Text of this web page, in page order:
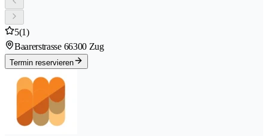
5(1)
Baarerstrasse 66300 Zug
Termin reservieren